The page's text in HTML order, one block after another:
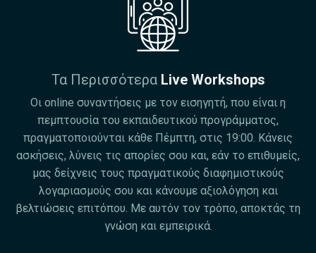
Τα Περισσότερα Live Workshops
Οι online συναντήσεις με τον εισηγητή, που είναι η
πεμπτουσία του εκπαιδευτικού προγράμματος,
πραγματοποιούνται κάθε Πέμπτη, στις 19:00. Κάνεις
ασκήσεις, λύνεις τις απορίες σου και, εάν το επιθυμείς,
μας δείχνεις τους πραγματικούς διαφημιστικούς
λογαριασμούς σου και κάνουμε αξιολόγηση και
βελτιώσεις επιτόπου. Με αυτόν τον τρόπο, αποκτάς τη
γνώση και εμπειρικά.